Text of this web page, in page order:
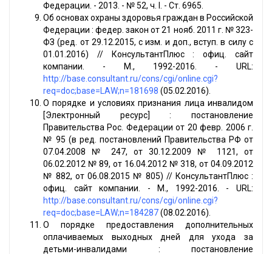
Федерации. - 2013. - № 52, ч. I. - Ст. 6965.
Об основах охраны здоровья граждан в Российской
Федерации : федер. закон от 21 нояб. 2011 г. № 323-
ФЗ (ред. от 29.12.2015, с изм. и доп., вступ. в силу с
01.01.2016) // КонсультантПлюс : офиц. сайт
компании. - М., 1992-2016. - URL:
http://base.consultant.ru/cons/cgi/online.cgi?
req=doc;base=LAW;n=181698 (05.02.2016).
О порядке и условиях признания лица инвалидом
[Электронный ресурс] : постановление
Правительства Рос. Федерации от 20 февр. 2006 г.
№ 95 (в ред. постановлений Правительства РФ от
07.04.2008 № 247, от 30.12.2009 № 1121, от
06.02.2012 № 89, от 16.04.2012 № 318, от 04.09.2012
№ 882, от 06.08.2015 № 805) // КонсультантПлюс :
офиц. сайт компании. - М., 1992-2016. - URL:
http://base.consultant.ru/cons/cgi/online.cgi?
req=doc;base=LAW;n=184287(08.02.2016).
О порядке предоставления дополнительных
оплачиваемых выходных дней для ухода за
детьми-инвалидами : постановление